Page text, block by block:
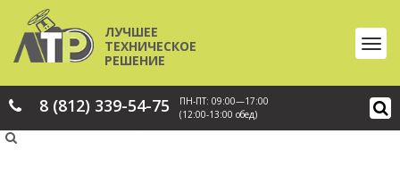
ЛУЧШЕЕ
ТЕХНИЧЕСКОЕ
РЕШЕНИЕ
8 (812) 339-54-75
ПН-ПТ: 09:00—17:00
(12:00-13:00 обед)